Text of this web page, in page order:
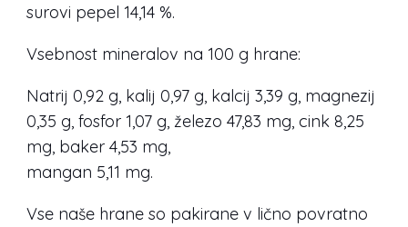
surovi pepel 14,14 %.
Vsebnost mineralov na 100 g hrane:
Natrij 0,92 g, kalij 0,97 g, kalcij 3,39 g, magnezij
0,35 g, fosfor 1,07 g, železo 47,83 mg, cink 8,25
mg, baker 4,53 mg,
mangan 5,11 mg.
Vse naše hrane so pakirane v lično povratno